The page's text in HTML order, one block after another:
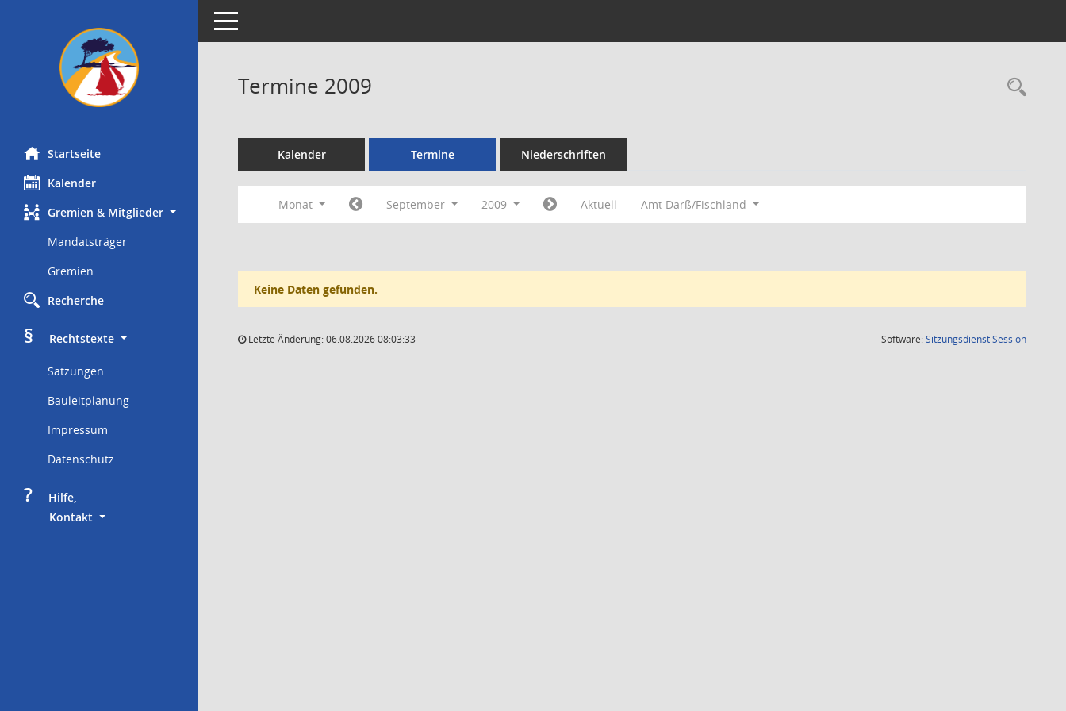
Startseite
Kalender
Gremien & Mitglieder
Mandatsträger
Gremien
Recherche
§
     Rechtstexte
Satzungen
Bauleitplanung
Impressum
Datenschutz
?
     Hilfe,
Kontakt
Toggle navigation
Termine 2009
Kalender Termine Niederschriften
Monat September 2009 Aktuell Amt Darß/Fischland
Keine Daten gefunden.
Letzte Änderung: 06.08.2026 08:03:33 Software:SitzungsdienstSession(Wird in